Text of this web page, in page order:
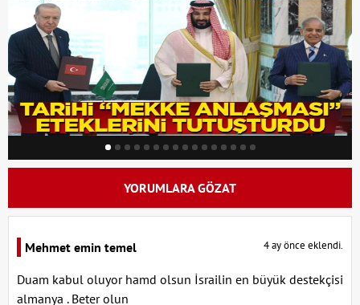
YORUMLARA GÖZAT
Mehmet emin temel 4 ay önce eklendi.
Duam kabul oluyor hamd olsun İsrailin en büyük destekçisi
almanya . Beter olun